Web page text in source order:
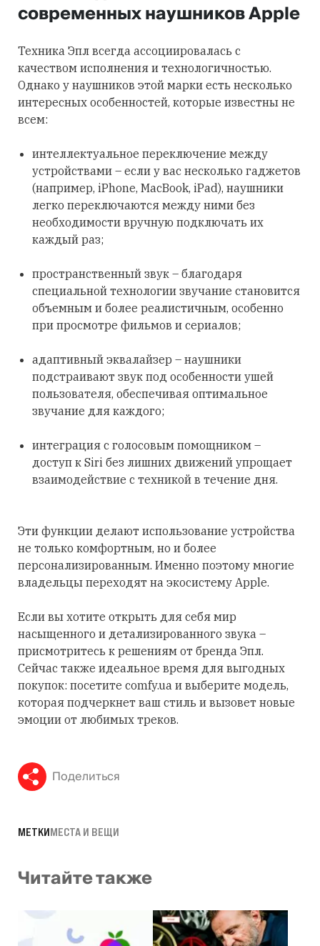
современных наушников Apple
Техника Эпл всегда ассоциировалась с
качеством исполнения и технологичностью.
Однако у наушников этой марки есть несколько
интересных особенностей, которые известны не
всем:
интеллектуальное переключение между
устройствами – если у вас несколько гаджетов
(например, iPhone, MacBook, iPad), наушники
легко переключаются между ними без
необходимости вручную подключать их
каждый раз;
пространственный звук – благодаря
специальной технологии звучание становится
объемным и более реалистичным, особенно
при просмотре фильмов и сериалов;
адаптивный эквалайзер – наушники
подстраивают звук под особенности ушей
пользователя, обеспечивая оптимальное
звучание для каждого;
интеграция с голосовым помощником –
доступ к Siri без лишних движений упрощает
взаимодействие с техникой в течение дня.
Эти функции делают использование устройства
не только комфортным, но и более
персонализированным. Именно поэтому многие
владельцы переходят на экосистему Apple.
Если вы хотите открыть для себя мир
насыщенного и детализированного звука –
присмотритесь к решениям от бренда Эпл.
Сейчас также идеальное время для выгодных
покупок: посетите comfy.ua и выберите модель,
которая подчеркнет ваш стиль и вызовет новые
эмоции от любимых треков.
Поделиться
МЕТКИМЕСТА И ВЕЩИ
Читайте также